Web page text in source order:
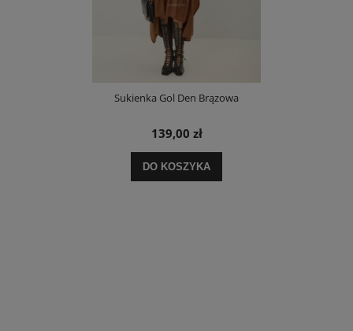
Sukienka Gol Den Brązowa
139,00 zł
DO KOSZYKA